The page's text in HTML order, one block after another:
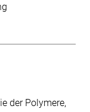
der Polymere